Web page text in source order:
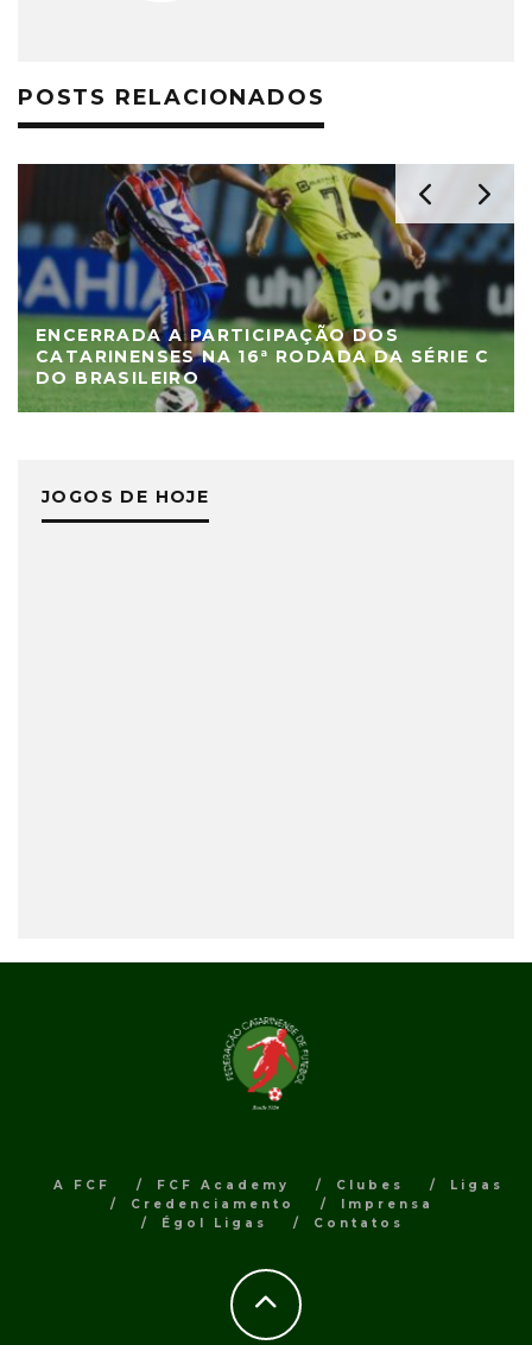
POSTS RELACIONADOS
ENCERRADA A PARTICIPAÇÃO DOS
CATARINENSES NA 16ª RODADA DA SÉRIE C
DO BRASILEIRO
JOGOS DE HOJE
A FCF FCF Academy Clubes
Ligas
Credenciamento
Imprensa
Égol Ligas
Contatos